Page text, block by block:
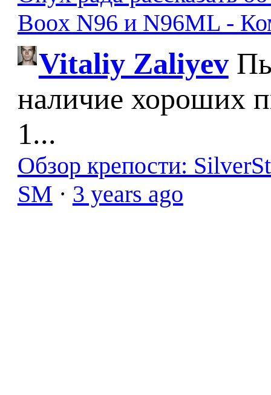
Boox N96 и N96ML -
Vitaliy Zaliyev
наличие хороших
1...
Обзор крепости:
SM · 3 years ago